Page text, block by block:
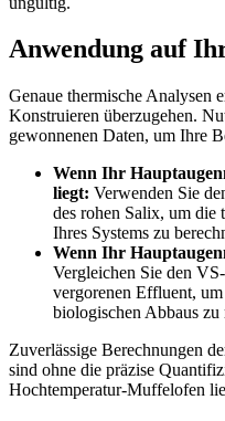
Anwendung auf
Genaue thermische Analysen
Konstruieren überzugehen.
gewonnenen Daten, um Ihre
Wenn Ihr
liegt: Verwenden Sie
des rohen Salix, um die
Ihres Systems zu
Wenn Ihr
Vergleichen Sie den
vergorenen Effluent, um
biologischen Abbaus zu
Zuverlässige Berechnungen
sind ohne die präzise
Hochtemperatur-Muffelofen